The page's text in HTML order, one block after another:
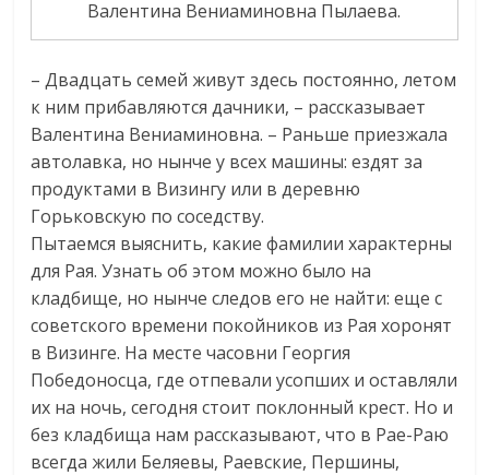
Валентина Вениаминовна Пылаева.
– Двадцать семей живут здесь постоянно, летом
к ним прибавляются дачники, – рассказывает
Валентина Вениаминовна. – Раньше приезжала
автолавка, но нынче у всех машины: ездят за
продуктами в Визингу или в деревню
Горьковскую по соседству.
Пытаемся выяснить, какие фамилии характерны
для Рая. Узнать об этом можно было на
кладбище, но нынче следов его не найти: еще с
советского времени покойников из Рая хоронят
в Визинге. На месте часовни Георгия
Победоносца, где отпевали усопших и оставляли
их на ночь, сегодня стоит поклонный крест. Но и
без кладбища нам рассказывают, что в Рае-Раю
всегда жили Беляевы, Раевские, Першины,